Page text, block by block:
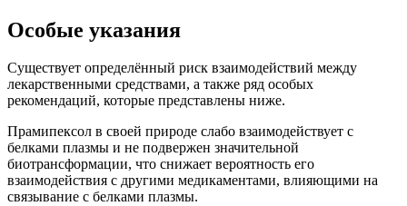
Особые указания
Существует определённый риск взаимодействий между
лекарственными средствами, а также ряд особых
рекомендаций, которые представлены ниже.
Прамипексол в своей природе слабо взаимодействует с
белками плазмы и не подвержен значительной
биотрансформации, что снижает вероятность его
взаимодействия с другими медикаментами, влияющими на
связывание с белками плазмы.